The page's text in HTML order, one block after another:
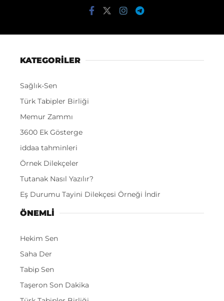
KATEGORİLER
Sağlık-Sen
Türk Tabipler Birliği
Memur Zammı
3600 Ek Gösterge
iddaa tahminleri
Örnek Dilekçeler
Tutanak Nasıl Yazılır?
Eş Durumu Tayini Dilekçesi Örneği İndir
ÖNEMLI
Hekim Sen
Saha Der
Tabip Sen
Taşeron Son Dakika